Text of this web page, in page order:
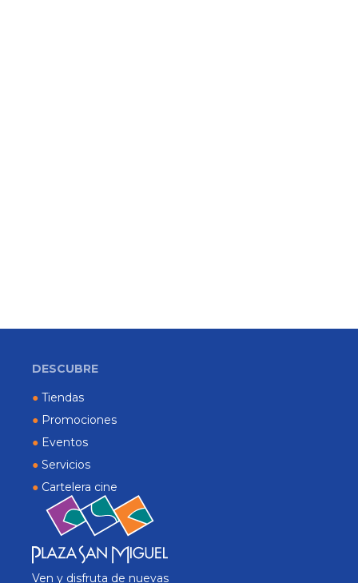
DESCUBRE
● Tiendas
● Promociones
● Eventos
● Servicios
● Cartelera cine
Ven y disfruta de nuevas